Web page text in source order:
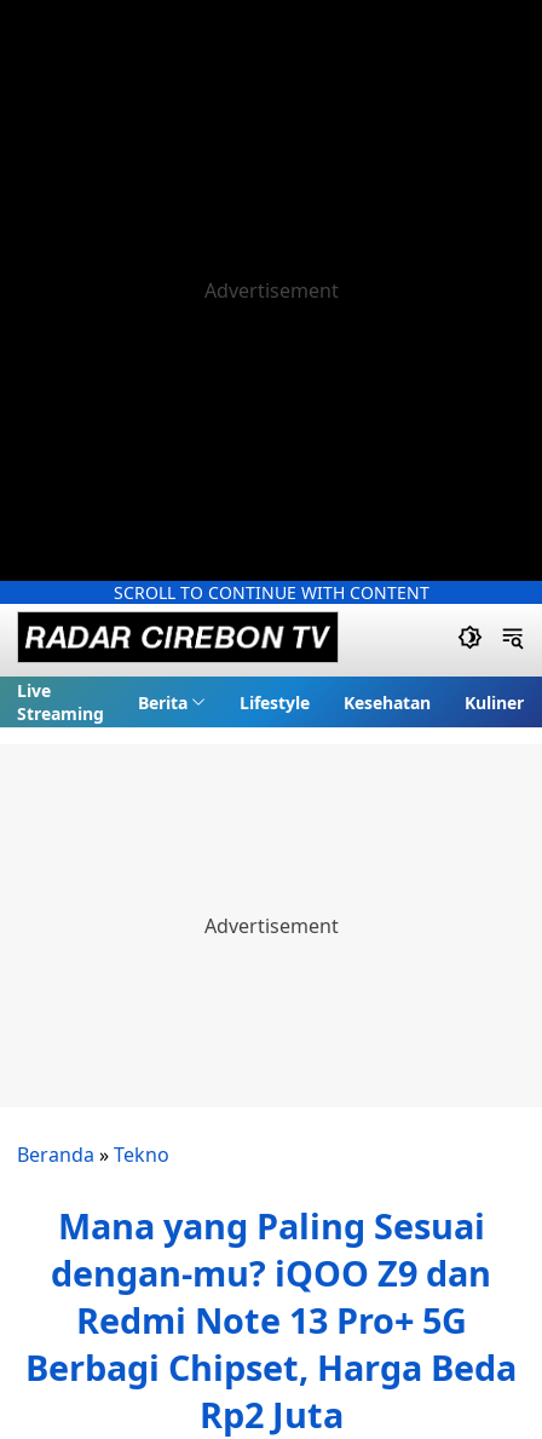
SCROLL TO CONTINUE WITH CONTENT
Live
Streaming
Berita Lifestyle Kesehatan Kuliner
Beranda »Tekno
Mana yang Paling Sesuai
dengan-mu? iQOO Z9 dan
Redmi Note 13 Pro+ 5G
Berbagi Chipset, Harga Beda
Rp2 Juta